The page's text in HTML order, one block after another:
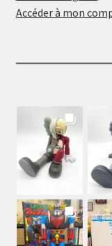
Accéder à mon